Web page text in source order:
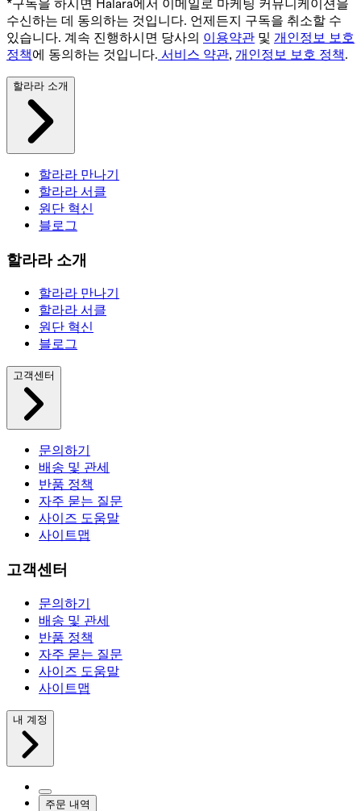
*구독을 하시면 Halara에서 이메일로 마케팅 커뮤니케이션을
수신하는 데 동의하는 것입니다. 언제든지 구독을 취소할 수
있습니다. 계속 진행하시면 당사의 이용약관 및 개인정보 보호
정책에 동의하는 것입니다. 서비스 약관, 개인정보 보호 정책.
할라라 소개
할라라 만나기
할라라 서클
원단 혁신
블로그
할라라 소개
할라라 만나기
할라라 서클
원단 혁신
블로그
고객센터
문의하기
배송 및 관세
반품 정책
자주 묻는 질문
사이즈 도움말
사이트맵
고객센터
문의하기
배송 및 관세
반품 정책
자주 묻는 질문
사이즈 도움말
사이트맵
내 계정
주문 내역